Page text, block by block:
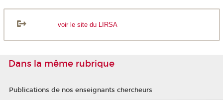
voir le site du LIRSA
Dans la même rubrique
Publications de nos enseignants chercheurs